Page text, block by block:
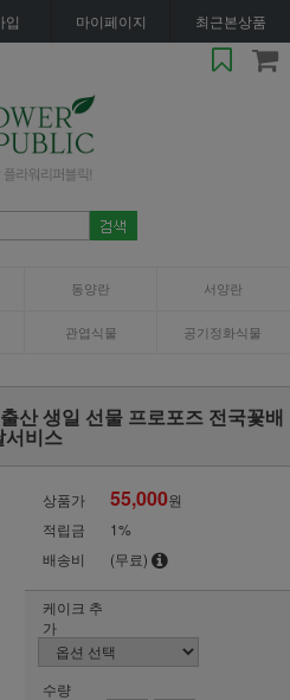
입 마이페이지 최근본상품
동양란 서양란
관엽식물 공기정화식물
산 생일 선물 프로포즈 전국꽃배
서비스
상품가 55,000원
적립금
1%
배송비
(무료)
케이크 추
가
수량